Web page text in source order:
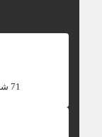
‎71 شارع محرم بك - محرم بك. الاسكندريه